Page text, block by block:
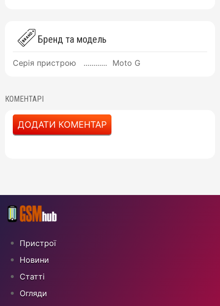
Бренд та модель
Серія пристрою Moto G
КОМЕНТАРІ
ДОДАТИ КОМЕНТАР
Пристрої
Новини
Статті
Огляди